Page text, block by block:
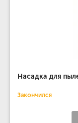
Насадка для
Закончился